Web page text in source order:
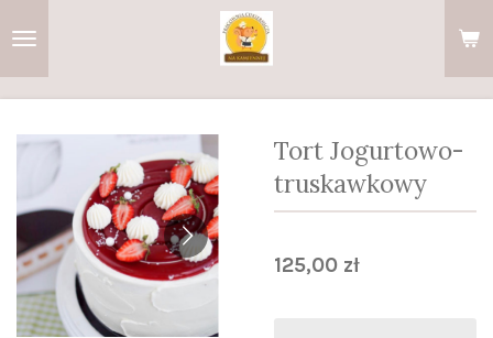
Tort Jogurtowo-
truskawkowy
125,00 zł